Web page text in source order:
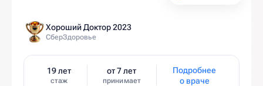
Хороший Доктор 2023
СберЗдоровье
19 лет
стаж
от 7 лет
принимает
Подробнее
о враче